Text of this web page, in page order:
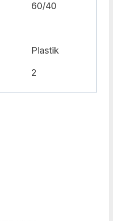
60/40
Plastik
2